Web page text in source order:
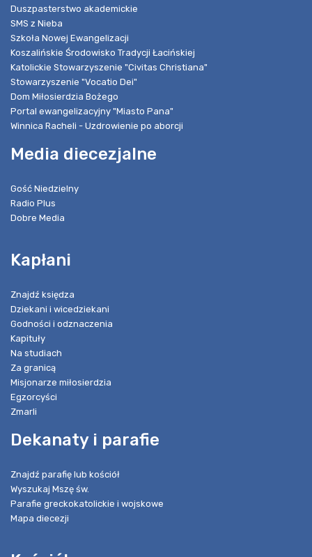
Duszpasterstwo akademickie
SMS z Nieba
Szkoła Nowej Ewangelizacji
Koszalińskie Środowisko Tradycji Łacińskiej
Katolickie Stowarzyszenie "Civitas Christiana"
Stowarzyszenie "Vocatio Dei"
Dom Miłosierdzia Bożego
Portal ewangelizacyjny "Miasto Pana"
Winnica Racheli - Uzdrowienie po aborcji
Media diecezjalne
Gość Niedzielny
Radio Plus
Dobre Media
Kapłani
Znajdź księdza
Dziekani i wicedziekani
Godności i odznaczenia
Kapituły
Na studiach
Za granicą
Misjonarze miłosierdzia
Egzorcyści
Zmarli
Dekanaty i parafie
Znajdź parafię lub kościół
Wyszukaj Mszę św.
Parafie greckokatolickie i wojskowe
Mapa diecezji